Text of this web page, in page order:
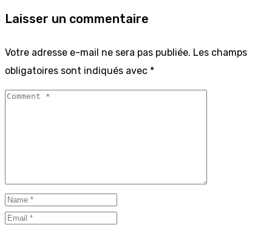
Laisser un commentaire
Votre adresse e-mail ne sera pas publiée. Les champs
obligatoires sont indiqués avec *